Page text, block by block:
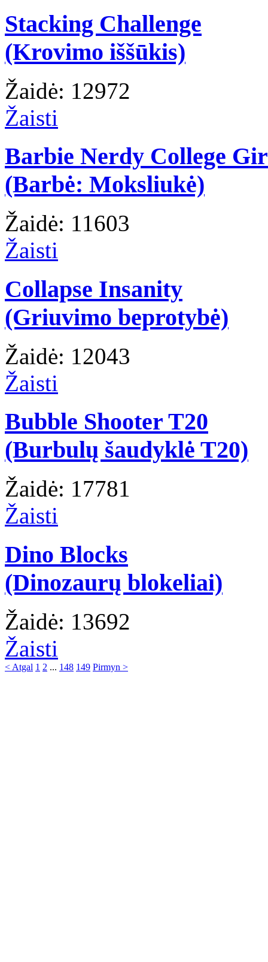
Stacking Challenge
(Krovimo iššūkis)
Žaidė: 12972
Žaisti
Barbie Nerdy College
(Barbė: Moksliukė)
Žaidė: 11603
Žaisti
Collapse Insanity
(Griuvimo beprotybė)
Žaidė: 12043
Žaisti
Bubble Shooter T20
(Burbulų šaudyklė T20)
Žaidė: 17781
Žaisti
Dino Blocks
(Dinozaurų blokeliai)
Žaidė: 13692
Žaisti
< Atgal 1 2 ... 148 149 Pirmyn >